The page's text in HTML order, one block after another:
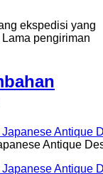
ekspedisi yang
pengiriman
Antique